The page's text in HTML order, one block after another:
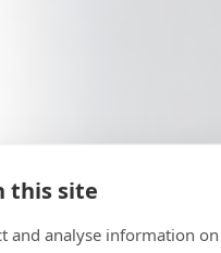
this site
and analyse information